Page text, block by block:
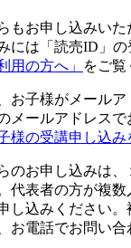
もお申し込みいた
には「読売ID」
用の方へ」 をご覧
お子様がメールア
メールアドレス
様の受講申し込み
のお申し込みは、
代表者の方が複
し込みください
お電話でお問い合